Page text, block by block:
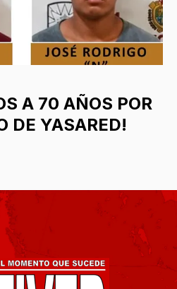
A 70 AÑOS POR
DE YASARED!